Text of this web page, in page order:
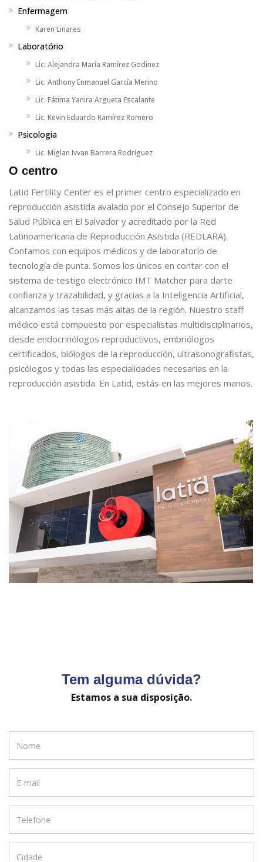
Enfermagem
Karen Linares
Laboratório
Lic. Alejandra María Ramírez Godinez
Lic. Anthony Enmanuel García Merino
Lic. Fátima Yanira Argueta Escalante
Lic. Kevin Eduardo Ramírez Romero
Psicologia
Lic. Miglan Ivvan Barrera Rodríguez
O centro
Latid Fertility Center es el primer centro especializado en
reproducción asistida avalado por el Consejo Superior de
Salud Pública en El Salvador y acreditado por la Red
Latinoamericana de Reproducción Asistida (REDLARA).
Contamos con equipos médicos y de laboratorio de
tecnología de punta. Somos los únicos en contar con el
sistema de testigo electrónico IMT Matcher para darte
confianza y trazabilidad, y gracias a la Inteligencia Artificial,
alcanzamos las tasas más altas de la región. Nuestro staff
médico está compuesto por especialistas multidisciplinarios,
desde endocrinólogos reproductivos, embriólogos
certificados, biólogos de la reproducción, ultrasonografistas,
psicólogos y todas las especialidades necesarias en la
reproducción asistida. En Latid, estás en las mejores manos.
Tem alguma dúvida?
Estamos a sua disposição.